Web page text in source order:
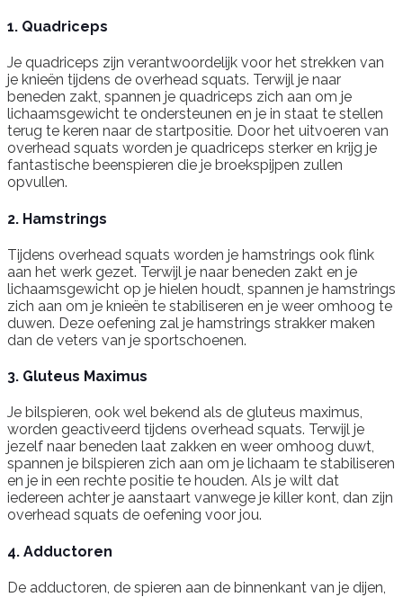
1. Quadriceps
Je quadriceps zijn verantwoordelijk voor het strekken van
je knieën tijdens de overhead squats. Terwijl je naar
beneden zakt, spannen je quadriceps zich aan om je
lichaamsgewicht te ondersteunen en je in staat te stellen
terug te keren naar de startpositie. Door het uitvoeren van
overhead squats worden je quadriceps sterker en krijg je
fantastische beenspieren die je broekspijpen zullen
opvullen.
2. Hamstrings
Tijdens overhead squats worden je hamstrings ook flink
aan het werk gezet. Terwijl je naar beneden zakt en je
lichaamsgewicht op je hielen houdt, spannen je hamstrings
zich aan om je knieën te stabiliseren en je weer omhoog te
duwen. Deze oefening zal je hamstrings strakker maken
dan de veters van je sportschoenen.
3. Gluteus Maximus
Je bilspieren, ook wel bekend als de gluteus maximus,
worden geactiveerd tijdens overhead squats. Terwijl je
jezelf naar beneden laat zakken en weer omhoog duwt,
spannen je bilspieren zich aan om je lichaam te stabiliseren
en je in een rechte positie te houden. Als je wilt dat
iedereen achter je aanstaart vanwege je killer kont, dan zijn
overhead squats de oefening voor jou.
4. Adductoren
De adductoren, de spieren aan de binnenkant van je dijen,